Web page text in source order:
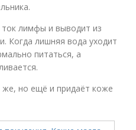
лимфы и выводит из
Когда лишняя вода уходит
питаться, а
же, но ещё и придаёт коже